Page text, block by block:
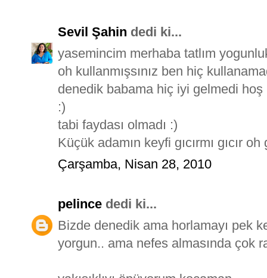
Sevil Şahin dedi ki...
yasemincim merhaba tatlım
oh kullanmışsınız ben hiç
denedik babama hiç iyi gelmedi
:)
tabi faydası olmadı :)
Küçük adamın keyfi gıcırmı gıcır
Çarşamba, Nisan 28, 2010
pelince dedi ki...
Bizde denedik ama horlamayı pek
yorgun.. ama nefes almasında çok